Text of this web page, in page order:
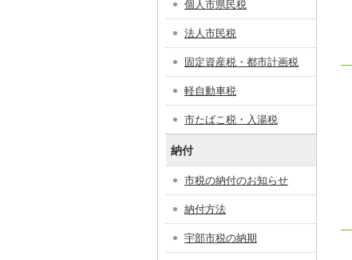
個人市県民税
法人市民税
固定資産税・都市計画税
軽自動車税
市たばこ税・入湯税
納付
市税の納付のお知らせ
納付方法
宇部市税の納期